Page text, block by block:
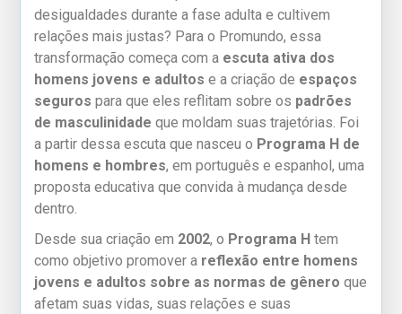
desigualdades durante a fase adulta e cultivem
relações mais justas? Para o Promundo, essa
transformação começa com a escuta ativa dos
homens jovens e adultos e a criação de espaços
seguros para que eles reflitam sobre os padrões
de masculinidade que moldam suas trajetórias. Foi
a partir dessa escuta que nasceu o Programa H de
homens e hombres, em português e espanhol, uma
proposta educativa que convida à mudança desde
dentro.
Desde sua criação em 2002, o Programa H tem
como objetivo promover a reflexão entre homens
jovens e adultos sobre as normas de gênero que
afetam suas vidas, suas relações e suas